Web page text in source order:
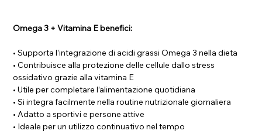
Omega 3 + Vitamina E benefici:
• Supporta l’integrazione di acidi grassi Omega 3 nella dieta
• Contribuisce alla protezione delle cellule dallo stress
ossidativo grazie alla vitamina E
• Utile per completare l’alimentazione quotidiana
• Si integra facilmente nella routine nutrizionale giornaliera
• Adatto a sportivi e persone attive
• Ideale per un utilizzo continuativo nel tempo